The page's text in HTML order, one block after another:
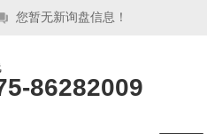
您暂无新询盘信息！
86282009